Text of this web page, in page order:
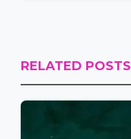
RELATED POSTS